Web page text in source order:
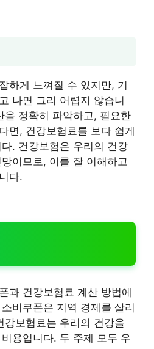
하게 느껴질 수 있지만, 기
나면 그리 어렵지 않습니
을 정확히 파악하고, 필요한
면, 건강보험료를 보다 쉽게
. 건강보험은 우리의 건강
이므로, 이를 잘 이해하고
다.
과 건강보험료 계산 방법에
비쿠폰은 지역 경제를 살리
강보험료는 우리의 건강을
용입니다. 두 주제 모두 우